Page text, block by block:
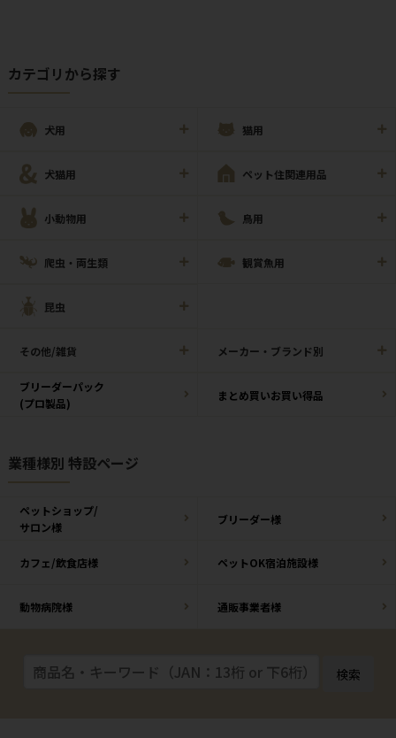
カテゴリから探す
犬用 猫用
犬猫用 ペット住関連用品
小動物用 鳥用
爬虫・両生類 観賞魚用
昆虫
その他/雑貨 メーカー・ブランド別
ブリーダーパック
(プロ製品)
まとめ買いお買い得品
業種様別 特設ページ
ペットショップ/
サロン様
ブリーダー様
カフェ/飲食店様 ペットOK宿泊施設様
動物病院様 通販事業者様
検索